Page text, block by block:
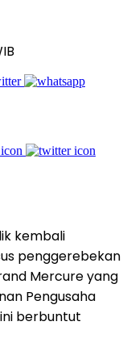
kembali
penggerebekan
Mercure yang
Pengusaha
berbuntut